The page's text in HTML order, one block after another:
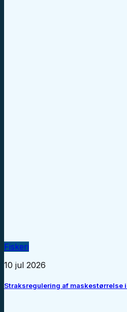
Fiskeri
10 jul 2026
Straksregulering af maskestørrelse